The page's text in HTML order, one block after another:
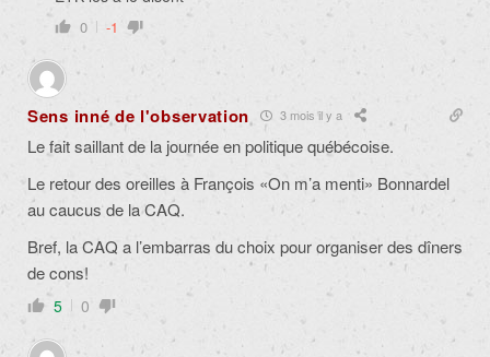
0 -1
Sens inné de l'observation 3 mois il y a
Le fait saillant de la journée en politique québécoise.
Le retour des oreilles à François «On m’a menti» Bonnardel
au caucus de la CAQ.
Bref, la CAQ a l’embarras du choix pour organiser des dîners
de cons!
5 0